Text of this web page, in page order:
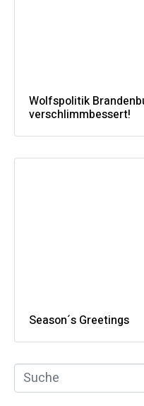
Wolfspolitik
verschlimmbessert!
Season´s Greetings